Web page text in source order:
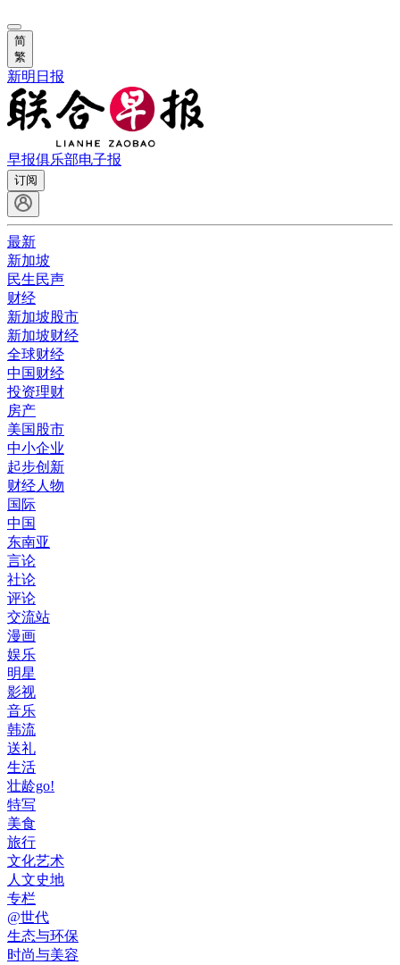
简
繁
新明日报
早报俱乐部电子报
订阅
最新
新加坡
民生民声
财经
新加坡股市
新加坡财经
全球财经
中国财经
投资理财
房产
美国股市
中小企业
起步创新
财经人物
国际
中国
东南亚
言论
社论
评论
交流站
漫画
娱乐
明星
影视
音乐
韩流
送礼
生活
壮龄go!
特写
美食
旅行
文化艺术
人文史地
专栏
@世代
生态与环保
时尚与美容